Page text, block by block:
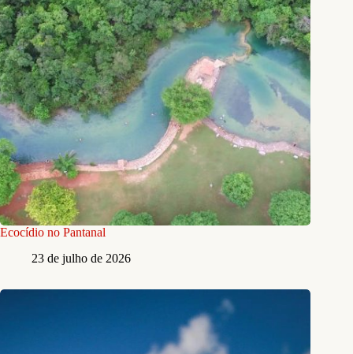
Ecocídio no Pantanal
23 de julho de 2026